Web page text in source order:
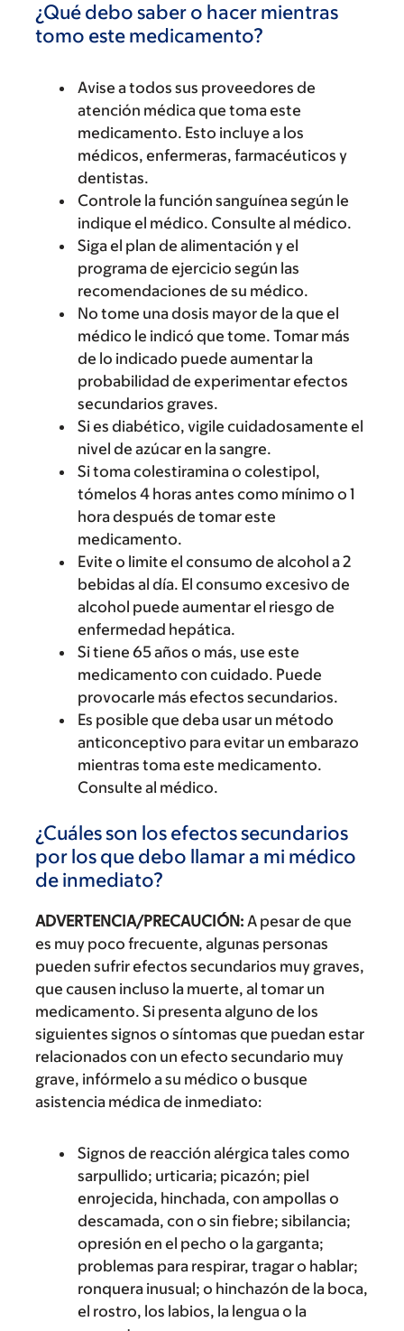
¿Qué debo saber o hacer mientras
tomo este medicamento?
Avise a todos sus proveedores de
atención médica que toma este
medicamento. Esto incluye a los
médicos, enfermeras, farmacéuticos y
dentistas.
Controle la función sanguínea según le
indique el médico. Consulte al médico.
Siga el plan de alimentación y el
programa de ejercicio según las
recomendaciones de su médico.
No tome una dosis mayor de la que el
médico le indicó que tome. Tomar más
de lo indicado puede aumentar la
probabilidad de experimentar efectos
secundarios graves.
Si es diabético, vigile cuidadosamente el
nivel de azúcar en la sangre.
Si toma colestiramina o colestipol,
tómelos 4 horas antes como mínimo o 1
hora después de tomar este
medicamento.
Evite o limite el consumo de alcohol a 2
bebidas al día. El consumo excesivo de
alcohol puede aumentar el riesgo de
enfermedad hepática.
Si tiene 65 años o más, use este
medicamento con cuidado. Puede
provocarle más efectos secundarios.
Es posible que deba usar un método
anticonceptivo para evitar un embarazo
mientras toma este medicamento.
Consulte al médico.
¿Cuáles son los efectos secundarios
por los que debo llamar a mi médico
de inmediato?
ADVERTENCIA/PRECAUCIÓN: A pesar de que
es muy poco frecuente, algunas personas
pueden sufrir efectos secundarios muy graves,
que causen incluso la muerte, al tomar un
medicamento. Si presenta alguno de los
siguientes signos o síntomas que puedan estar
relacionados con un efecto secundario muy
grave, infórmelo a su médico o busque
asistencia médica de inmediato:
Signos de reacción alérgica tales como
sarpullido; urticaria; picazón; piel
enrojecida, hinchada, con ampollas o
descamada, con o sin fiebre; sibilancia;
opresión en el pecho o la garganta;
problemas para respirar, tragar o hablar;
ronquera inusual; o hinchazón de la boca,
el rostro, los labios, la lengua o la